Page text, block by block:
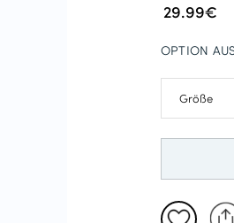
29.99€
S/M
OPTION